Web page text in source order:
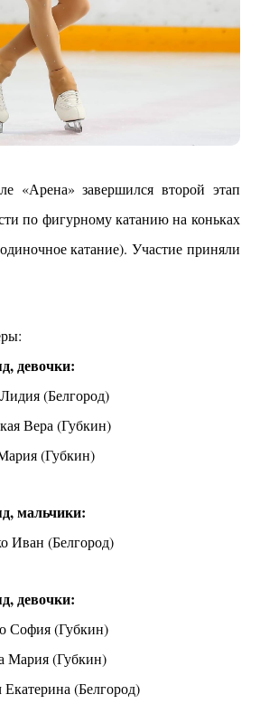
«Арена» завершился второй этап
по фигурному катанию на коньках
катание). Участие приняли
девочки:
(Белгород)
Вера (Губкин)
(Губкин)
мальчики:
Иван (Белгород)
девочки:
София (Губкин)
Мария (Губкин)
(Белгород)